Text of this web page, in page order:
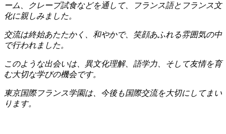
ーム、クレープ試食などを通して、フランス語とフランス文
化に親しみました。
交流は終始あたたかく、和やかで、笑顔あふれる雰囲気の中
で行われました。
このような出会いは、異文化理解、語学力、そして友情を育
む大切な学びの機会です。
東京国際フランス学園は、今後も国際交流を大切にしてまい
ります。